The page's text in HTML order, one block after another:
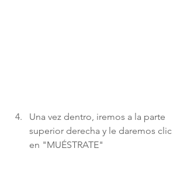
Una vez dentro, iremos a la parte
superior derecha y le daremos clic
en "MUÉSTRATE"